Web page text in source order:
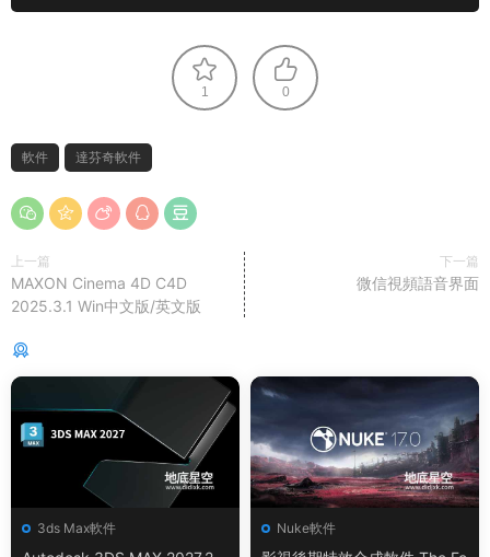
1 0
軟件 達芬奇軟件
上一篇
MAXON Cinema 4D C4D
2025.3.1 Win中文版/英文版
下一篇
微信視頻語音界面
3ds Max軟件 Nuke軟件